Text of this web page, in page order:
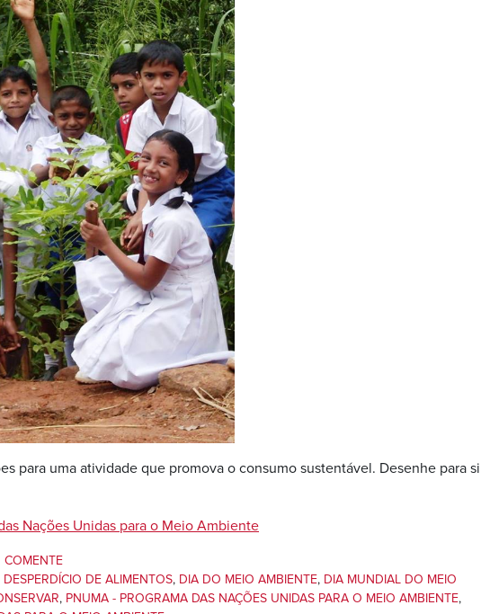
para uma atividade que promova o consumo sustentável. Desenhe para si
Nações Unidas para o Meio Ambiente
COMENTE
DESPERDÍCIO DE ALIMENTOS, DIA DO MEIO AMBIENTE, DIA MUNDIAL DO MEIO
, PNUMA - PROGRAMA DAS NAÇÕES UNIDAS PARA O MEIO AMBIENTE,